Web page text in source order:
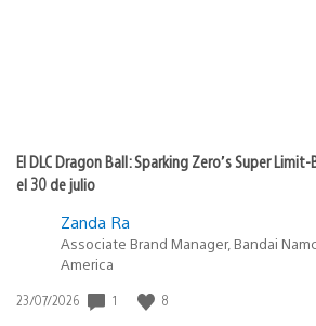
El DLC Dragon Ball: Sparking Zero’s Super
el 30 de julio
Zanda Ra
Associate Brand Manager, Bandai
America
Fecha
23/07/2026 1 8